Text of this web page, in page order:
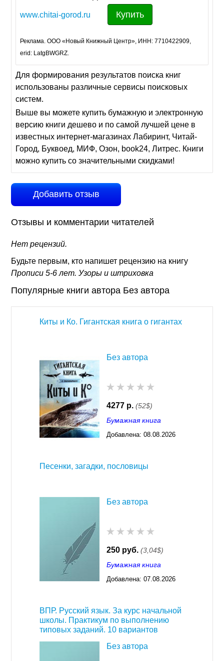
www.chitai-gorod.ru Купить
Реклама. ООО «Новый Книжный Центр», ИНН: 7710422909,
erid: LatgBWGRZ.
Для формирования результатов поиска книг
использованы различные сервисы поисковых
систем.
Выше вы можете купить бумажную и электронную
версию книги дешево и по самой лучшей цене в
известных интернет-магазинах Лабиринт, Читай-
Город, Буквоед, МИФ, Озон, book24, Литрес. Книги
можно купить со значительными скидками!
Добавить отзыв
Отзывы и комментарии читателей
Нет рецензий.
Будьте первым, кто напишет рецензию на книгу
Прописи 5-6 лет. Узоры и штриховка
Популярные книги автора Без автора
Киты и Ко. Гигантская книга о гигантах
Без автора
4277 р. (52$)
Бумажная книга
Добавлена: 08.08.2026
Песенки, загадки, пословицы
Без автора
250 руб. (3,04$)
Бумажная книга
Добавлена: 07.08.2026
ВПР. Русский язык. За курс начальной
школы. Практикум по выполнению
типовых заданий. 10 вариантов
Без автора